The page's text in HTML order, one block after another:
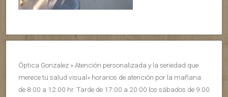
Óptica Gonzalez » Atención personalizada y la seriedad que
merece tu salud visual» horarios de atención por la mañana:
de 8:00 a 12:00 hr. Tarde de 17:00 a 20:00 los sábados de 9:00